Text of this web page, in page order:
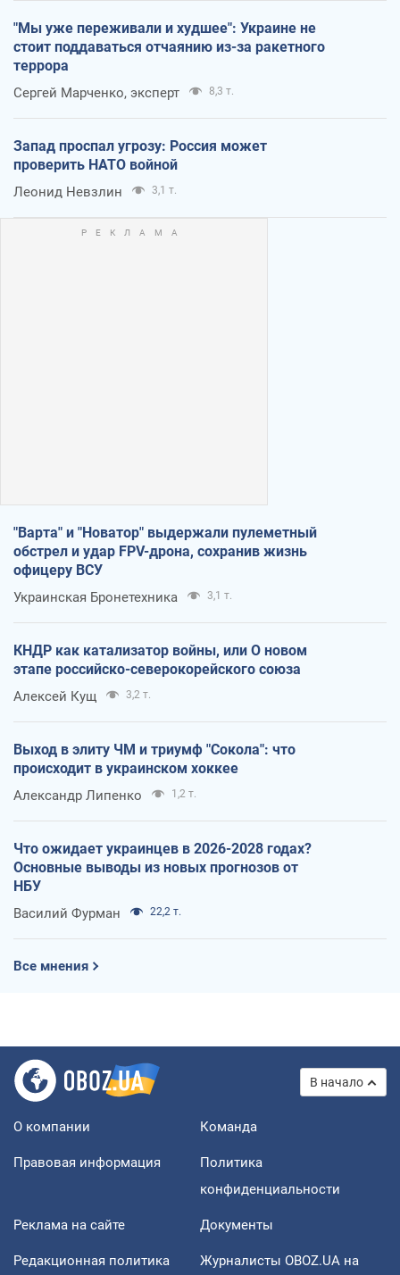
"Мы уже переживали и худшее": Украине не
стоит поддаваться отчаянию из-за ракетного
террора
Сергей Марченко, эксперт 8,3 т.
Запад проспал угрозу: Россия может
проверить НАТО войной
Леонид Невзлин 3,1 т.
"Варта" и "Новатор" выдержали пулеметный
обстрел и удар FPV-дрона, сохранив жизнь
офицеру ВСУ
Украинская Бронетехника 3,1 т.
КНДР как катализатор войны, или О новом
этапе российско-северокорейского союза
Алексей Кущ 3,2 т.
Выход в элиту ЧМ и триумф "Сокола": что
происходит в украинском хоккее
Александр Липенко 1,2 т.
Что ожидает украинцев в 2026-2028 годах?
Основные выводы из новых прогнозов от
НБУ
Василий Фурман 22,2 т.
Все мнения
В начало
О компании Команда
Правовая информация
Политика
конфиденциальности
Реклама на сайте Документы
Редакционная политика
Журналисты OBOZ.UA на